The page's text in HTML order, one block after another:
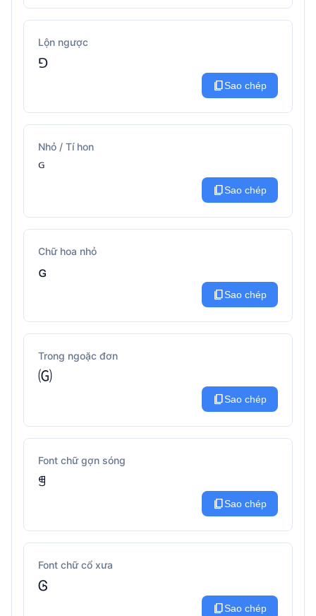
Lộn ngược
⅁
content_copySao chép
Nhỏ / Tí hon
ᴳ
content_copySao chép
Chữ hoa nhỏ
ɢ
content_copySao chép
Trong ngoặc đơn
🄖
content_copySao chép
Font chữ gợn sóng
ꁅ
content_copySao chép
Font chữ cổ xưa
Ꮆ
content_copySao chép